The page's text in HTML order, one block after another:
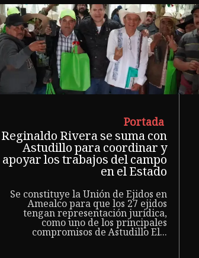
Portada
Reginaldo Rivera se suma con
Astudillo para coordinar y
apoyar los trabajos del campo
en el Estado
Se constituye la Unión de Ejidos en
Amealco para que los 27 ejidos
tengan representación jurídica,
como uno de los principales
compromisos de Astudillo El...